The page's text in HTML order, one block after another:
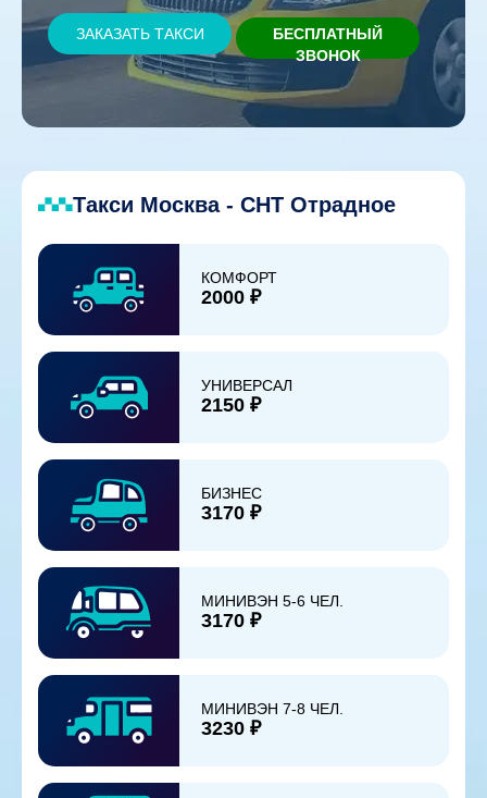
ЗАКАЗАТЬ ТАКСИ
БЕСПЛАТНЫЙ
ЗВОНОК
Такси Москва - СНТ Отрадное
КОМФОРТ
2000 ₽
УНИВЕРСАЛ
2150 ₽
БИЗНЕС
3170 ₽
МИНИВЭН 5-6 ЧЕЛ.
3170 ₽
МИНИВЭН 7-8 ЧЕЛ.
3230 ₽